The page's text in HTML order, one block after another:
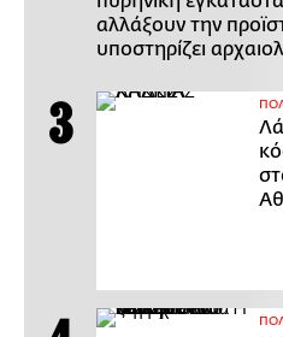
αλλάξουν την
υποστηρίζει